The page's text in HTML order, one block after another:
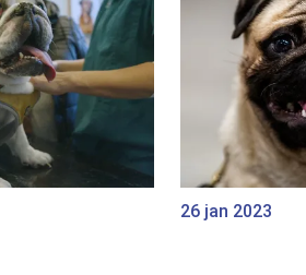
26 jan 2023